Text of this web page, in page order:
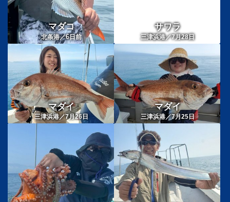
マダコ
北条港／6日前
サワラ
三津浜港／7月28日
マダイ
三津浜港／7月26日
マダイ
三津浜港／7月25日